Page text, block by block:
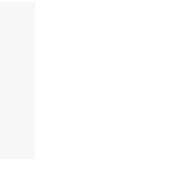
z gwintem M8